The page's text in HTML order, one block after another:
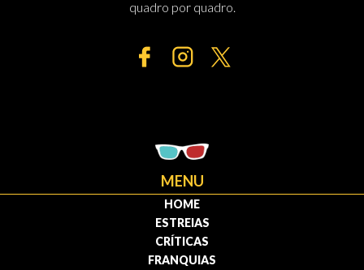
quadro por quadro.
MENU
HOME
ESTREIAS
CRÍTICAS
FRANQUIAS